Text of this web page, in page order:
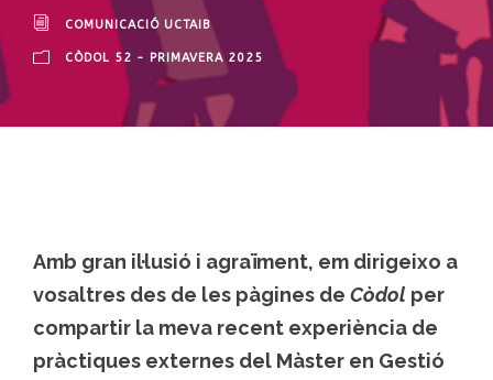
COMUNICACIÓ UCTAIB
CÒDOL 52 - PRIMAVERA 2025
Amb gran il·lusió i agraïment, em dirigeixo a
vosaltres des de les pàgines de Còdol per
compartir la meva recent experiència de
pràctiques externes del Màster en Gestió